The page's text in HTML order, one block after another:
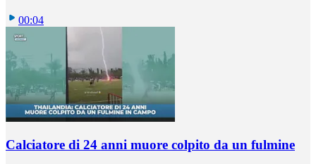
00:04
Calciatore di 24 anni muore colpito da un fulmine